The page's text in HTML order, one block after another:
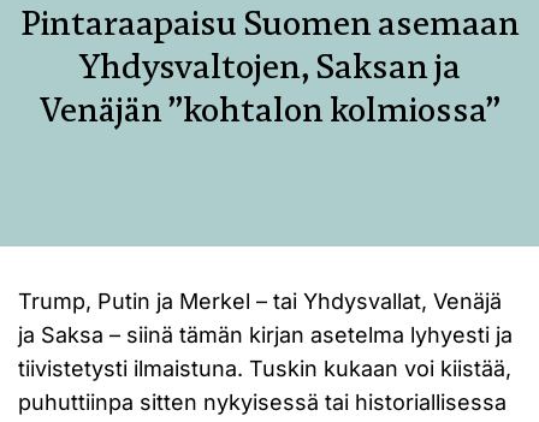
Pintaraapaisu Suomen asemaan
Yhdysvaltojen, Saksan ja
Venäjän ”kohtalon kolmiossa”
Trump, Putin ja Merkel – tai Yhdysvallat, Venäjä
ja Saksa – siinä tämän kirjan asetelma lyhyesti ja
tiivistetysti ilmaistuna. Tuskin kukaan voi kiistää,
puhuttiinpa sitten nykyisessä tai historiallisessa